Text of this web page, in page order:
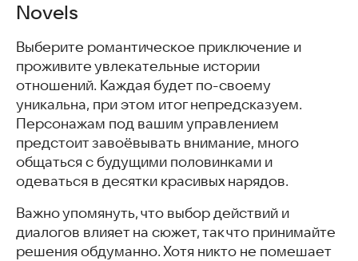
Novels
Выберите романтическое приключение и
проживите увлекательные истории
отношений. Каждая будет по-своему
уникальна, при этом итог непредсказуем.
Персонажам под вашим управлением
предстоит завоёвывать внимание, много
общаться с будущими половинками и
одеваться в десятки красивых нарядов.
Важно упомянуть, что выбор действий и
диалогов влияет на сюжет, так что принимайте
решения обдуманно. Хотя никто не помешает